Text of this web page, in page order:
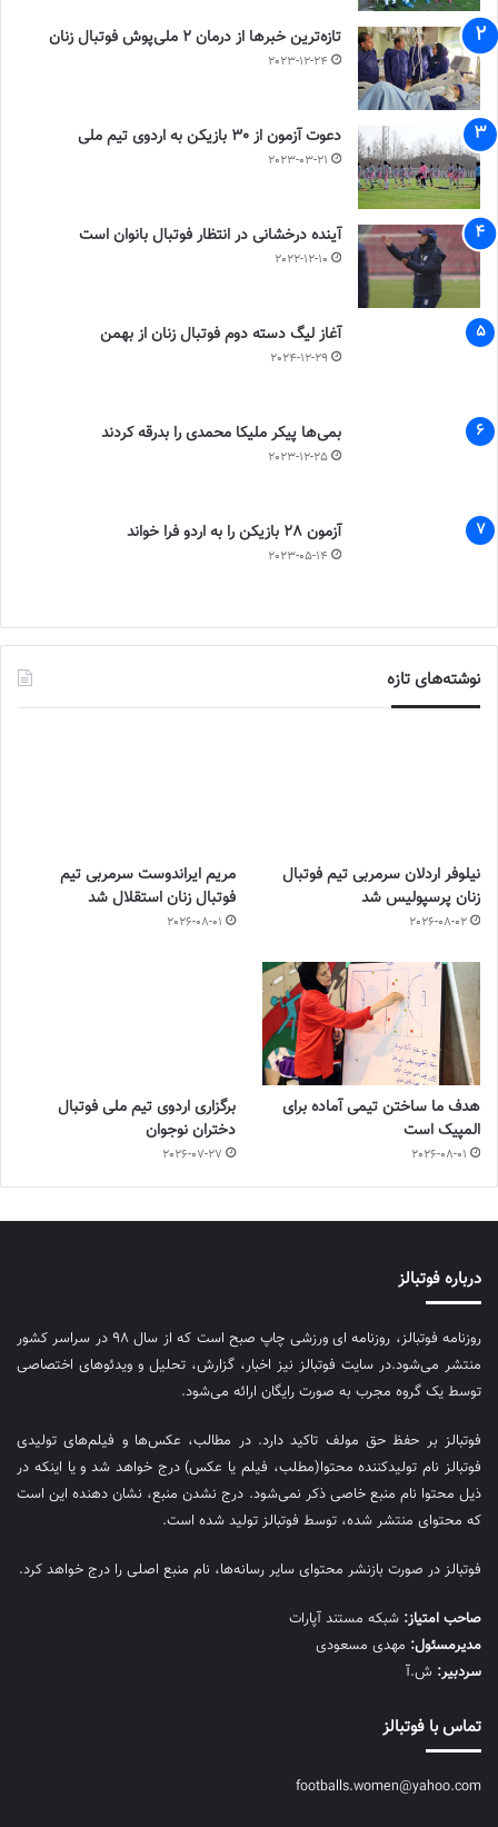
تازه‌ترین خبرها از درمان ۲ ملی‌پوش فوتبال زنان
2023-12-24
دعوت آزمون از 30 بازیکن به اردوی تیم ملی
2023-03-21
آینده درخشانی در انتظار فوتبال بانوان است
2022-12-10
آغاز لیگ دسته دوم فوتبال زنان از بهمن
2024-12-29
بمی‌ها پیکر ملیکا محمدی را بدرقه کردند
2023-12-25
آزمون 28 بازیکن را به اردو فرا خواند
2023-05-14
نوشته‌های تازه
نیلوفر اردلان سرمربی تیم فوتبال
زنان پرسپولیس شد
2026-08-02
مریم ایراندوست سرمربی تیم
فوتبال زنان استقلال شد
2026-08-01
هدف ما ساختن تیمی آماده برای
المپیک است
2026-08-01
برگزاری اردوی تیم ملی فوتبال
دختران نوجوان
2026-07-27
درباره فوتبالز
روزنامه فوتبالز، روزنامه ای ورزشی چاپ صبح است که از سال ۹۸ در سراسر کشور
منتشر می‌شود.در سایت فوتبالز نیز اخبار، گزارش، تحلیل و ویدئوهای اختصاصی
توسط یک گروه مجرب به صورت رایگان ارائه می‌شود.
فوتبالز بر حفظ حق مولف تاکید دارد. در مطالب، عکس‌ها و فیلم‌های تولیدی
فوتبالز نام تولیدکننده محتوا(مطلب، فیلم یا عکس) درج خواهد شد و یا اینکه در
ذیل محتوا نام منبع خاصی ذکر نمی‌‎شود. درج نشدن منبع، نشان دهنده این است
که محتوای منتشر شده، توسط فوتبالز تولید شده است.
فوتبالز در صورت بازنشر محتوای سایر رسانه‌ها، نام منبع اصلی را درج خواهد کرد.
صاحب امتیاز: شبکه مستند آپارات
مديرمسئول: مهدی مسعودی
سردبیر: ش.آ
تماس با فوتبالز
footballs.women@yahoo.com